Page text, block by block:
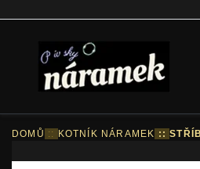
DOMŮ :: KOTNÍK NÁRAMEK ::